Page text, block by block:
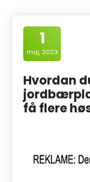
1
maj, 2023
Hvordan
få flere